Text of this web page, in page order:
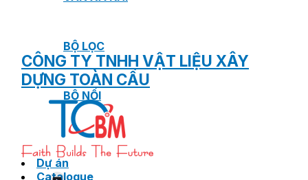
BỘ LỌC
BỘ NỐI
Dự án
Catalogue
CÔNG TY TNHH VẬT LIỆU XÂY
DỰNG TOÀN CẦU